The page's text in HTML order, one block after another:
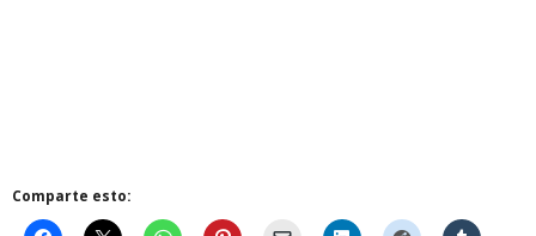
Comparte esto: